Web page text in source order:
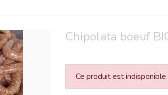
Chipolata boeuf
Ce produit est